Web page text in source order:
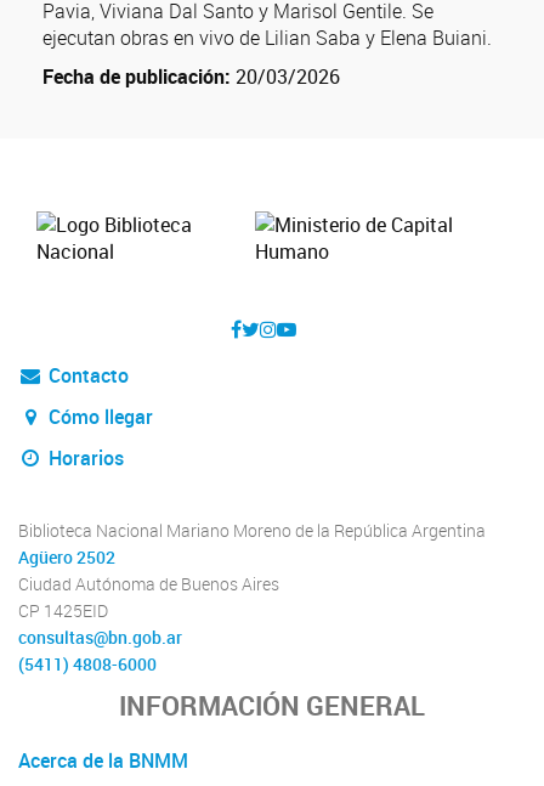
Pavia, Viviana Dal Santo y Marisol Gentile. Se
ejecutan obras en vivo de Lilian Saba y Elena Buiani.
Fecha de publicación: 20/03/2026
Contacto
Cómo llegar
Horarios
Biblioteca Nacional Mariano Moreno de la República Argentina
Agüero 2502
Ciudad Autónoma de Buenos Aires
CP 1425EID
consultas@bn.gob.ar
(5411) 4808-6000
INFORMACIÓN GENERAL
Acerca de la BNMM